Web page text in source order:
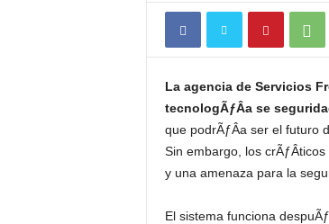
La agencia de Servicios
tecnologÃƒÂ­a se
que podrÃƒÂ­a ser el futuro
Sin embargo, los
y una amenaza para la
El sistema funciona